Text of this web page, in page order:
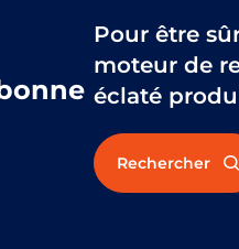
Pour être
moteur de
éclaté
Rechercher